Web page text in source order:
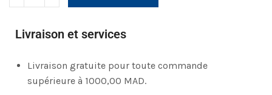
Livraison et services
Livraison gratuite pour toute commande
supérieure à 1000,00 MAD.